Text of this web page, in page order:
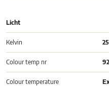
Licht
Kelvin
Colour temp nr
Colour temperature